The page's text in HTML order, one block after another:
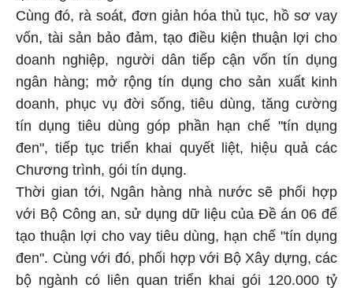
Cùng đó, rà soát, đơn giản hóa thủ tục, hồ sơ vay
vốn, tài sản bảo đảm, tạo điều kiện thuận lợi cho
doanh nghiệp, người dân tiếp cận vốn tín dụng
ngân hàng; mở rộng tín dụng cho sản xuất kinh
doanh, phục vụ đời sống, tiêu dùng, tăng cường
tín dụng tiêu dùng góp phần hạn chế "tín dụng
đen", tiếp tục triển khai quyết liệt, hiệu quả các
Chương trình, gói tín dụng.
Thời gian tới, Ngân hàng nhà nước sẽ phối hợp
với Bộ Công an, sử dụng dữ liệu của Đề án 06 để
tạo thuận lợi cho vay tiêu dùng, hạn chế "tín dụng
đen". Cùng với đó, phối hợp với Bộ Xây dựng, các
bộ ngành có liên quan triển khai gói 120.000 tỷ